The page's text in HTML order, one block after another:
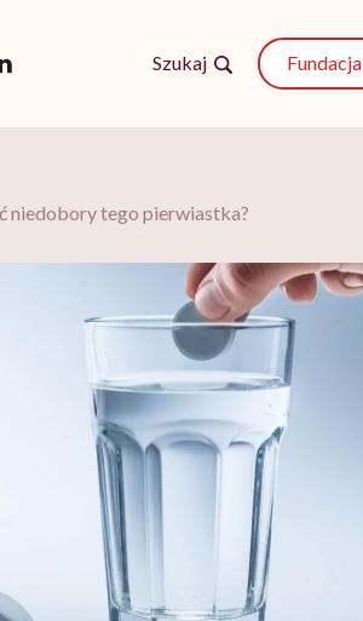
Szukaj Fundacja
niedobory tego pierwiastka?